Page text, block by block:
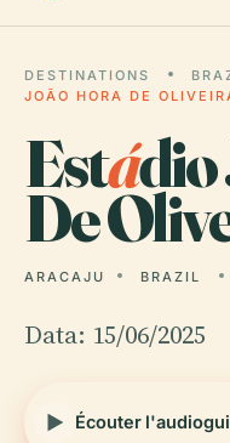
DESTINATIONS
JOÃO HORA DE
Estádio
De
ARACAJU BRAZIL
Data: 15/06/2025
Écouter